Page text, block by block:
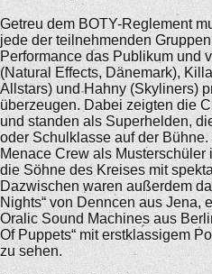
Getreu dem BOTY-Reglement
jede der teilnehmenden
Performance das Publikum und
(Natural Effects, Dänemark),
Allstars) und Hahny (Skyliners)
überzeugen. Dabei zeigten die
und standen als Superhelden,
oder Schulklasse auf der
Menace Crew als
die Söhne des Kreises mit
Dazwischen waren außerdem
Nights“ von Denncen aus Jena,
Oralic Sound Machines aus
Of Puppets“ mit erstklassigem
zu sehen.